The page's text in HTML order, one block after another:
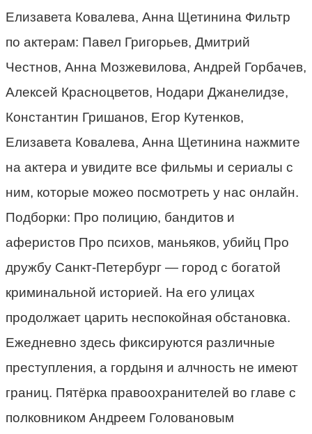
Елизавета Ковалева, Анна Щетинина Фильтр
по актерам: Павел Григорьев, Дмитрий
Честнов, Анна Мозжевилова, Андрей Горбачев,
Алексей Красноцветов, Нодари Джанелидзе,
Константин Гришанов, Егор Кутенков,
Елизавета Ковалева, Анна Щетинина нажмите
на актера и увидите все фильмы и сериалы с
ним, которые можео посмотреть у нас онлайн.
Подборки: Про полицию, бандитов и
аферистов Про психов, маньяков, убийц Про
дружбу Санкт-Петербург — город с богатой
криминальной историей. На его улицах
продолжает царить неспокойная обстановка.
Ежедневно здесь фиксируются различные
преступления, а гордыня и алчность не имеют
границ. Пятёрка правоохранителей во главе с
полковником Андреем Головановым